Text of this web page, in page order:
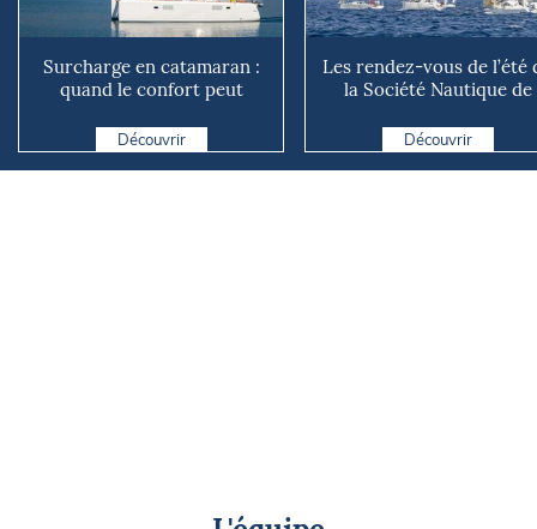
Surcharge en catamaran :
quand le confort peut
Découvrir
Les rendez-vous de l’été
la Société Nautique de
Découvrir